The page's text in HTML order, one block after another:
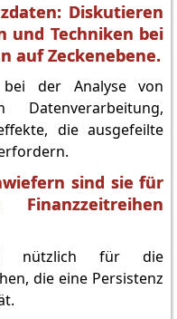
Diskutieren
und Techniken bei
auf Zeckenebene.
der Analyse von
Datenverarbeitung,
die ausgefeilte
sind sie für
nützlich für die
die eine Persistenz